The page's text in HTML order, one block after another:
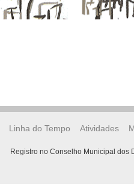
Linha do Tempo Atividades
Registro no Conselho Municipal dos